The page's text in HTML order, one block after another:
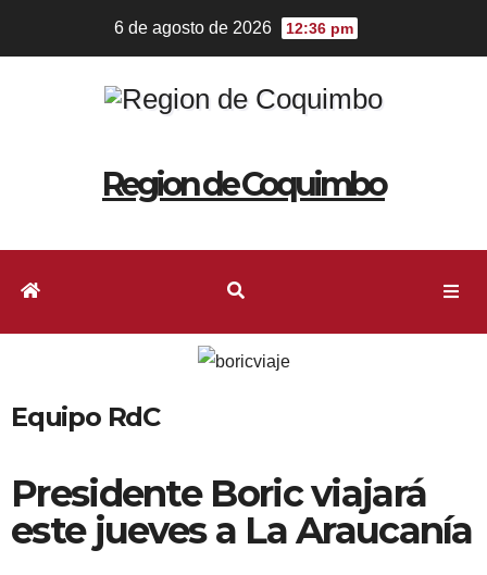
6 de agosto de 2026 12:36 pm
Region de Coquimbo
Equipo RdC
Presidente Boric viajará
este jueves a La Araucanía